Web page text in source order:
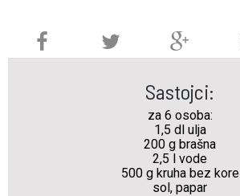
Sastojci:
za 6 osoba:
1,5 dl ulja
200 g brašna
2,5 l vode
500 g kruha bez kore
sol, papar